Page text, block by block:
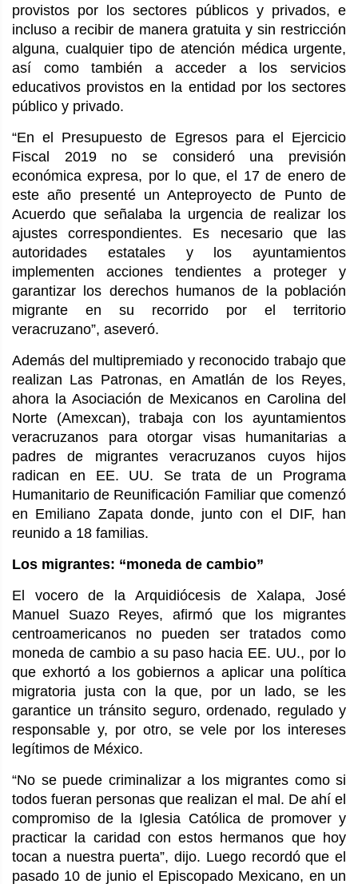
provistos por los sectores públicos y privados, e
incluso a recibir de manera gratuita y sin restricción
alguna, cualquier tipo de atención médica urgente,
así como también a acceder a los servicios
educativos provistos en la entidad por los sectores
público y privado.
“En el Presupuesto de Egresos para el Ejercicio
Fiscal 2019 no se consideró una previsión
económica expresa, por lo que, el 17 de enero de
este año presenté un Anteproyecto de Punto de
Acuerdo que señalaba la urgencia de realizar los
ajustes correspondientes. Es necesario que las
autoridades estatales y los ayuntamientos
implementen acciones tendientes a proteger y
garantizar los derechos humanos de la población
migrante en su recorrido por el territorio
veracruzano”, aseveró.
Además del multipremiado y reconocido trabajo que
realizan Las Patronas, en Amatlán de los Reyes,
ahora la Asociación de Mexicanos en Carolina del
Norte (Amexcan), trabaja con los ayuntamientos
veracruzanos para otorgar visas humanitarias a
padres de migrantes veracruzanos cuyos hijos
radican en EE. UU. Se trata de un Programa
Humanitario de Reunificación Familiar que comenzó
en Emiliano Zapata donde, junto con el DIF, han
reunido a 18 familias.
Los migrantes: “moneda de cambio”
El vocero de la Arquidiócesis de Xalapa, José
Manuel Suazo Reyes, afirmó que los migrantes
centroamericanos no pueden ser tratados como
moneda de cambio a su paso hacia EE. UU., por lo
que exhortó a los gobiernos a aplicar una política
migratoria justa con la que, por un lado, se les
garantice un tránsito seguro, ordenado, regulado y
responsable y, por otro, se vele por los intereses
legítimos de México.
“No se puede criminalizar a los migrantes como si
todos fueran personas que realizan el mal. De ahí el
compromiso de la Iglesia Católica de promover y
practicar la caridad con estos hermanos que hoy
tocan a nuestra puerta”, dijo. Luego recordó que el
pasado 10 de junio el Episcopado Mexicano, en un